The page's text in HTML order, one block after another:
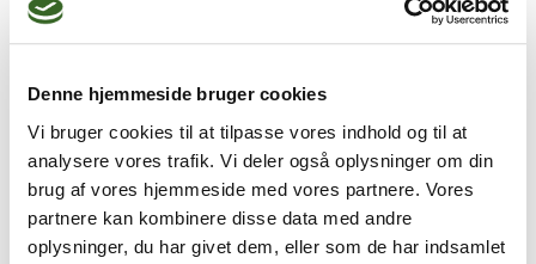
Denne hjemmeside bruger cookies
Vi bruger cookies til at tilpasse vores indhold og til at
analysere vores trafik. Vi deler også oplysninger om din
brug af vores hjemmeside med vores partnere. Vores
partnere kan kombinere disse data med andre
oplysninger, du har givet dem, eller som de har indsamlet
Jeg kan hjælpe dig med
Skam og skyld, Livskriser,
Sorg, Lavt selvværd,
Parforhold